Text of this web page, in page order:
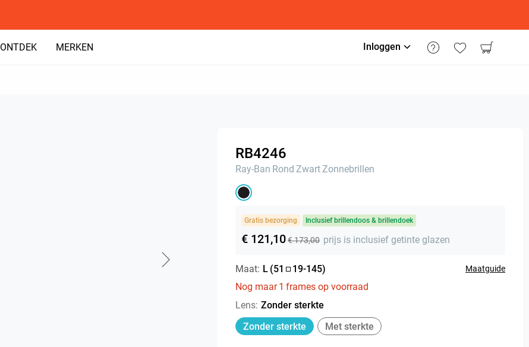
ONTDEK MERKEN Inloggen
RB4246
Ray-Ban Rond ZwartZonnebrillen
Gratis bezorging Inclusief brillendoos & brillendoek
€ 121,10€ 173,00 prijs is inclusief getinte glazen
Maat: L (51 19-145) Maatguide
Nog maar 1 frames op voorraad
Lens: Zonder sterkte
Zonder sterkte
Met sterkte